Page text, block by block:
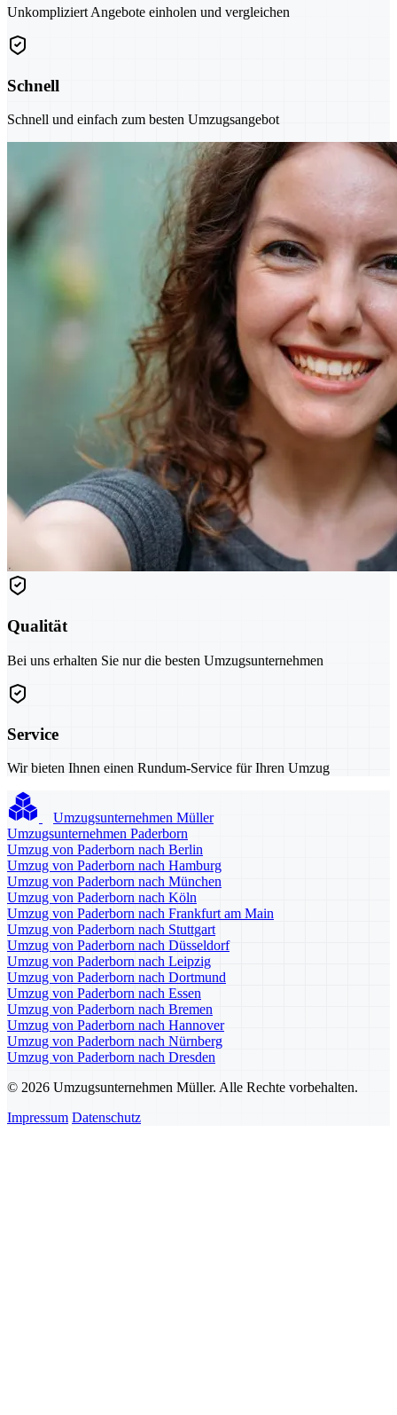
Unkompliziert Angebote einholen und vergleichen
Schnell
Schnell und einfach zum besten Umzugsangebot
Qualität
Bei uns erhalten Sie nur die besten Umzugsunternehmen
Service
Wir bieten Ihnen einen Rundum-Service für Ihren Umzug
Umzugsunternehmen Müller
Umzugsunternehmen Paderborn
Umzug von Paderborn nach Berlin
Umzug von Paderborn nach Hamburg
Umzug von Paderborn nach München
Umzug von Paderborn nach Köln
Umzug von Paderborn nach Frankfurt am Main
Umzug von Paderborn nach Stuttgart
Umzug von Paderborn nach Düsseldorf
Umzug von Paderborn nach Leipzig
Umzug von Paderborn nach Dortmund
Umzug von Paderborn nach Essen
Umzug von Paderborn nach Bremen
Umzug von Paderborn nach Hannover
Umzug von Paderborn nach Nürnberg
Umzug von Paderborn nach Dresden
© 2026 Umzugsunternehmen Müller. Alle Rechte vorbehalten.
Impressum Datenschutz